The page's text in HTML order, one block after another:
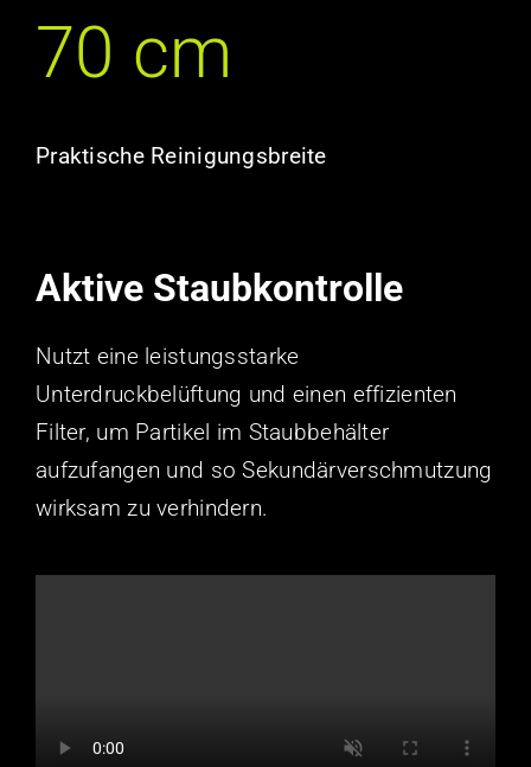
70 cm
Praktische Reinigungsbreite
Aktive Staubkontrolle
Nutzt eine leistungsstarke
Unterdruckbelüftung und einen effizienten
Filter, um Partikel im Staubbehälter
aufzufangen und so Sekundärverschmutzung
wirksam zu verhindern.